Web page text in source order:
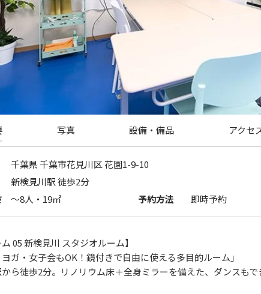
写真 設備・備品 アクセ
千葉県千葉市花見川区 花園1-9-10
新検見川駅 徒歩2分
〜8人・ 19㎡ 予約方法 即時予約
ム 05 新検見川 スタジオルーム】
ヨガ・女子会もOK！鏡付きで自由に使える多目的ルーム」
ら徒歩2分。リノリウム床＋全身ミラーを備えた、ダンスも